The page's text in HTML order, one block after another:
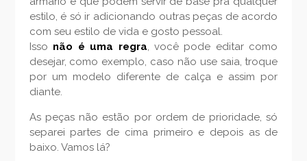
estilo, é só ir adicionando outras peças de acordo
com seu estilo de vida e gosto pessoal.
Isso não é uma regra, você pode editar como
desejar, como exemplo, caso não use saia, troque
por um modelo diferente de calça e assim por
diante.
As peças não estão por ordem de prioridade, só
separei partes de cima primeiro e depois as de
baixo. Vamos lá?